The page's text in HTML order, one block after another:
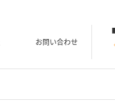
お問い合わせ